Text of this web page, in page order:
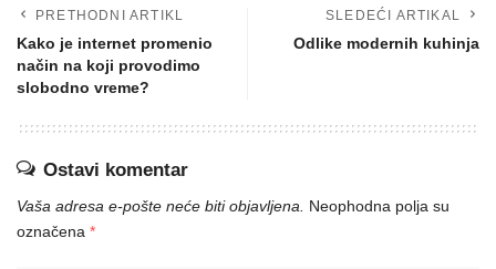
PRETHODNI ARTIKL
Kako je internet promenio
način na koji provodimo
slobodno vreme?
SLEDEĆI ARTIKAL
Odlike modernih kuhinja
Ostavi komentar
Vaša adresa e-pošte neće biti objavljena.
Neophodna polja su
označena *